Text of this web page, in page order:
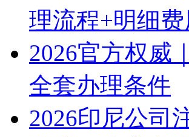
理流程+明细
2026官方权威
全套办理条件
2026印尼公司